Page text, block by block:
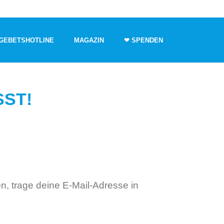
MAGAZIN ❤ SPENDEN
trage deine E-Mail-Adresse in